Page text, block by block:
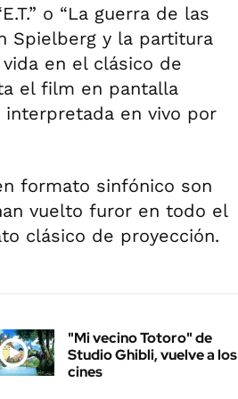
o “La guerra de las
Spielberg y la partitura
en el clásico de
el film en pantalla
en vivo por
formato sinfónico son
vuelto furor en todo el
clásico de proyección.
"Mi vecino Totoro" de
Studio Ghibli, vuelve a los
cines